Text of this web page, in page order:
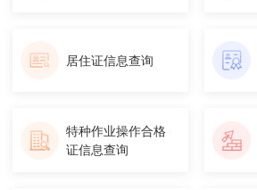
居住证信息查询
特种作业操作合格
证信息查询